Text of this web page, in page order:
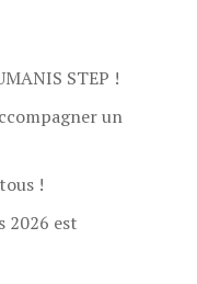
STEP !
un
!
2026 est